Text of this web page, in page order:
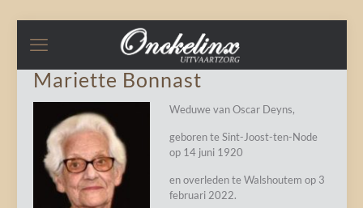
Mariette Bonnast
Weduwe van Oscar Deyns,
geboren te Sint-Joost-ten-Node
op 14 juni 1920
en overleden te Walshoutem op 3
februari 2022.